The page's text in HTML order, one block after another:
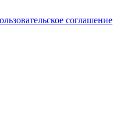
соглашение